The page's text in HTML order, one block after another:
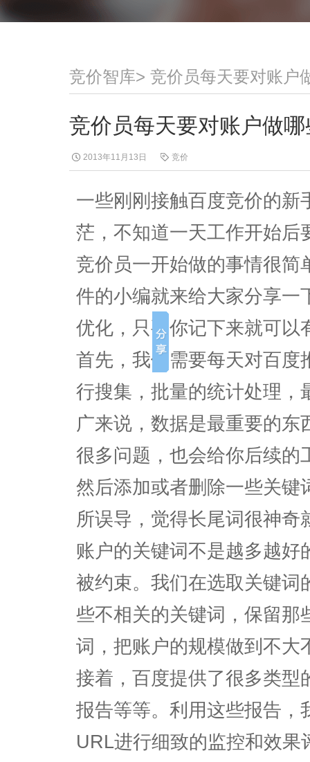
竞价智库> 竞价员每天要对账户
竞价员每天要对账户做
2013年11月13日 竞价
一些刚刚接触百度竞价的新
茫，不知道一天工作开始后
竞价员一开始做的事情很简
件的小编就来给大家分享一
优化，只要你记下来就可以
首先，我们需要每天对百度
行搜集，批量的统计处理，
广来说，数据是最重要的
很多问题，也会给你后续的
然后添加或者删除一些关键
所误导，觉得长尾词很神
账户的关键词不是越多越
被约束。我们在选取关键词
些不相关的关键词，保留那
词，把账户的规模做到不大
接着，百度提供了很多类型
报告等等。利用这些报告，
URL进行细致的监控和效